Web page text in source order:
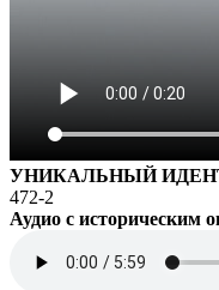
УНИКАЛЬНЫЙ
472-2
Аудио с историческим